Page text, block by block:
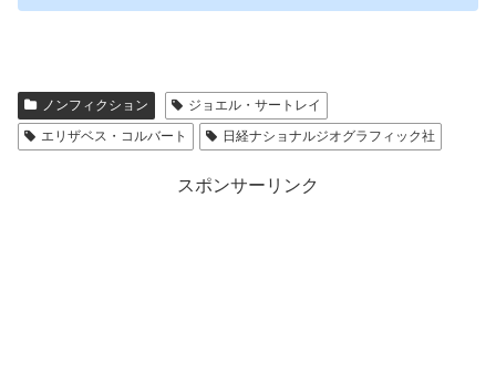
ノンフィクション
ジョエル・サートレイ
エリザベス・コルバート
日経ナショナルジオグラフィック社
スポンサーリンク